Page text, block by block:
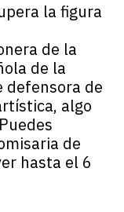
la figura
de la
de la
defensora de
algo
de
hasta el 6